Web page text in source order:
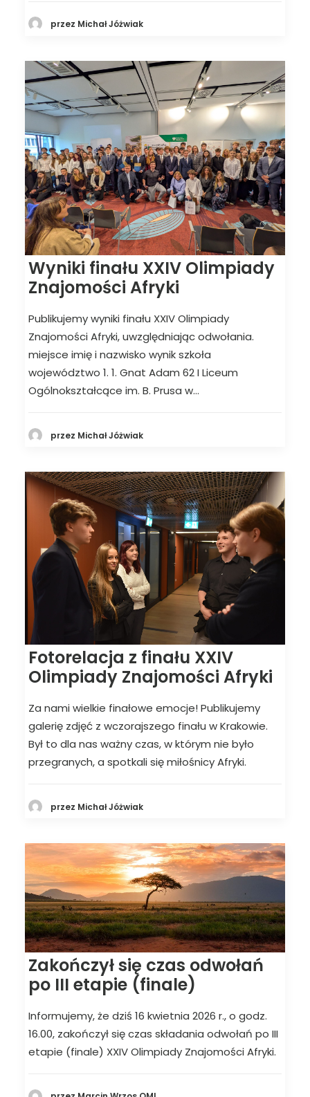
przez Michał Jóżwiak
Wyniki finału XXIV Olimpiady
Znajomości Afryki
Publikujemy wyniki finału XXIV Olimpiady
Znajomości Afryki, uwzględniając odwołania.
miejsce imię i nazwisko wynik szkoła
województwo 1. 1. Gnat Adam 62 I Liceum
Ogólnokształcące im. B. Prusa w…
przez Michał Jóżwiak
Fotorelacja z finału XXIV
Olimpiady Znajomości Afryki
Za nami wielkie finałowe emocje! Publikujemy
galerię zdjęć z wczorajszego finału w Krakowie.
Był to dla nas ważny czas, w którym nie było
przegranych, a spotkali się miłośnicy Afryki.
przez Michał Jóżwiak
Zakończył się czas odwołań
po III etapie (finale)
Informujemy, że dziś 16 kwietnia 2026 r., o godz.
16.00, zakończył się czas składania odwołań po III
etapie (finale) XXIV Olimpiady Znajomości Afryki.